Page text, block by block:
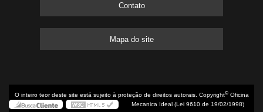
Contato
Mapa do site
O inteiro teor deste site está sujeito à proteção de direitos autorais. Copyright©Oficina
Mecanica Ideal (Lei 9610 de 19/02/1998)